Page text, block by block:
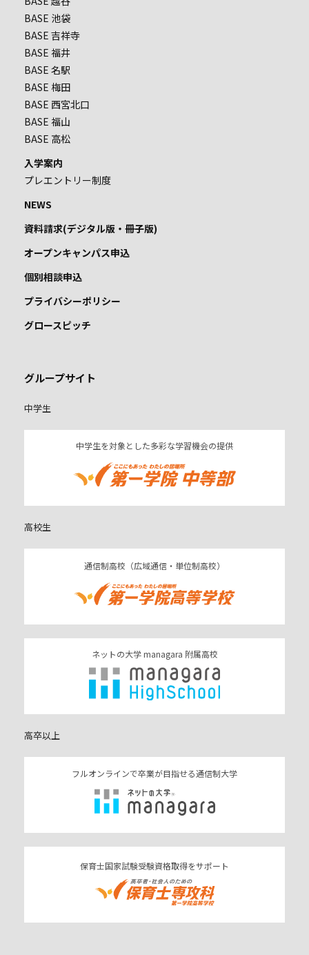
BASE 池袋
BASE 吉祥寺
BASE 福井
BASE 名駅
BASE 梅田
BASE 西宮北口
BASE 福山
BASE 高松
入学案内
プレエントリー制度
NEWS
資料請求(デジタル版・冊子版)
オープンキャンパス申込
個別相談申込
プライバシーポリシー
グロースピッチ
グループサイト
中学生
中学生を対象とした多彩な学習機会の提供
高校生
通信制高校（広域通信・単位制高校）
ネットの大学 managara 附属高校
高卒以上
フルオンラインで卒業が目指せる通信制大学
保育士国家試験受験資格取得をサポート